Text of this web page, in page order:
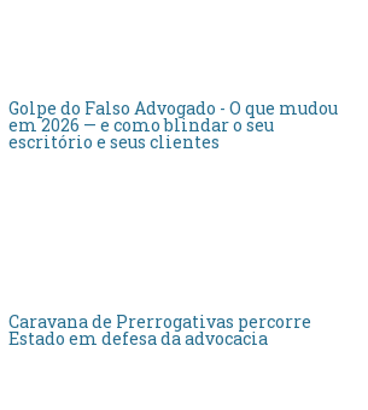
Golpe do Falso Advogado - O que mudou
em 2026 — e como blindar o seu
escritório e seus clientes
Caravana de Prerrogativas percorre
Estado em defesa da advocacia